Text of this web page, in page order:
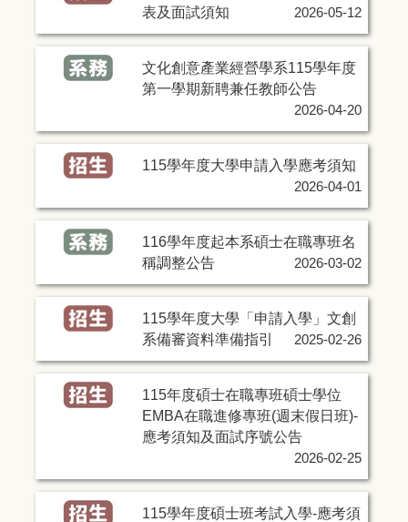
表及面試須知
2026-05-12
文化創意產業經營學系115學年度
第一學期新聘兼任教師公告
2026-04-20
115學年度大學申請入學應考須知
2026-04-01
116學年度起本系碩士在職專班名
稱調整公告
2026-03-02
115學年度大學「申請入學」文創
系備審資料準備指引
2025-02-26
115年度碩士在職專班碩士學位
EMBA在職進修專班(週末假日班)-
應考須知及面試序號公告
2026-02-25
115學年度碩士班考試入學-應考須